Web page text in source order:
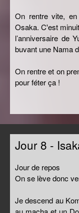
On rentre vite,
Osaka. C'est
l’anniversaire de
buvant une Nama
On rentre et on
pour féter ça !
Jour 8 -
Jour de repos
On se lève donc
Je descend au